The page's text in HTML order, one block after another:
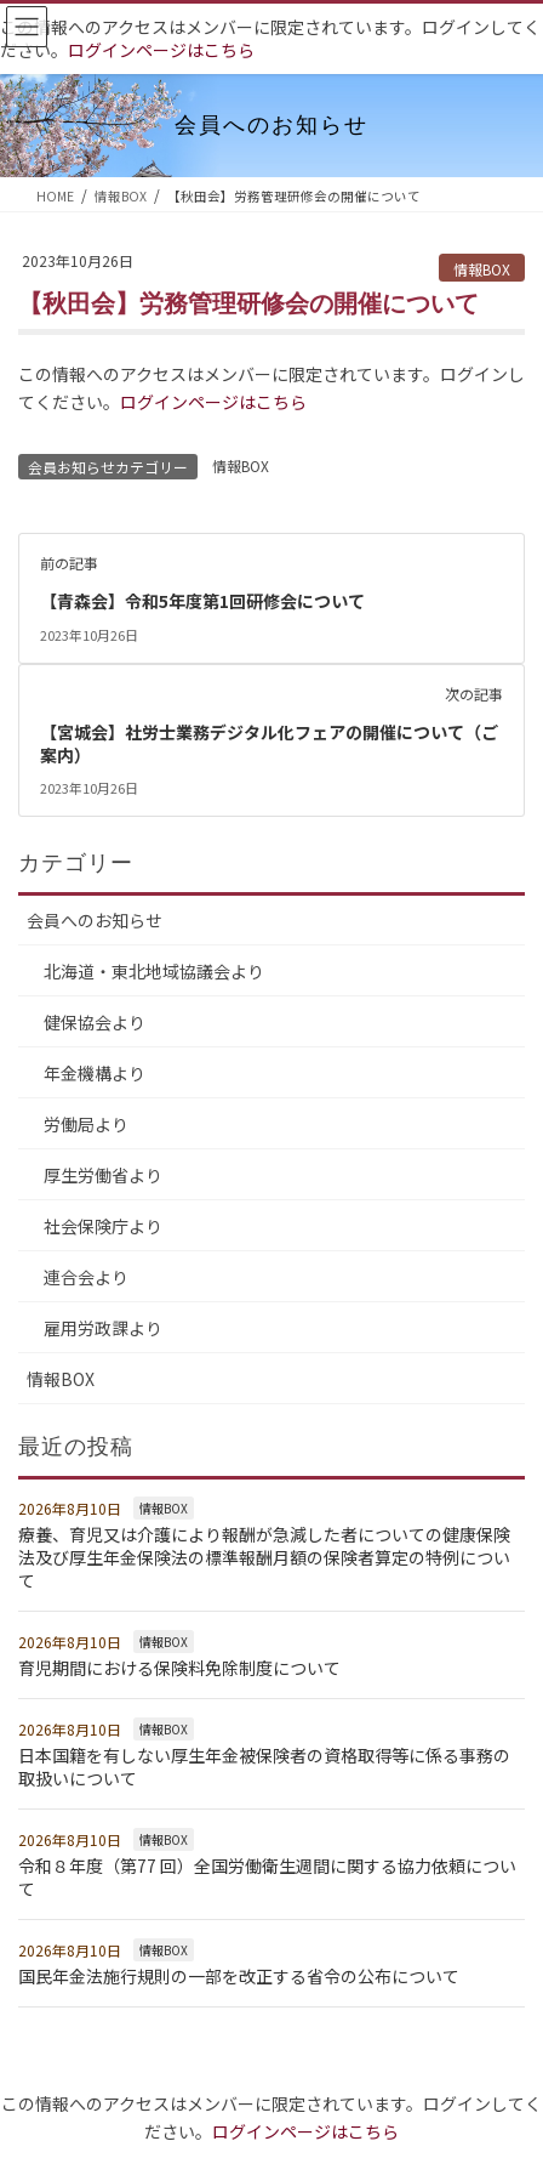
コ
ン
テ
ン
ツ
へ
ス
ナ
ビ
ゲ
ー
シ
ョ
ン
この情報へのアクセスはメンバーに限定されています。ログインしてく
ださい。 ログインページはこちら
会員へのお知らせ
HOME 情報BOX 【秋田会】労務管理研修会の開催について
2023年10月26日 情報BOX
【秋田会】労務管理研修会の開催について
この情報へのアクセスはメンバーに限定されています。ログインし
てください。 ログインページはこちら
会員お知らせカテゴリー 情報BOX
前の記事
【青森会】令和5年度第1回研修会について
2023年10月26日
次の記事
【宮城会】社労士業務デジタル化フェアの開催について（ご
案内）
2023年10月26日
カテゴリー
会員へのお知らせ
北海道・東北地域協議会より
健保協会より
年金機構より
労働局より
厚生労働省より
社会保険庁より
連合会より
雇用労政課より
情報BOX
最近の投稿
2026年8月10日 情報BOX
療養、育児又は介護により報酬が急減した者についての健康保険
法及び厚生年金保険法の標準報酬月額の保険者算定の特例につい
て
2026年8月10日 情報BOX
育児期間における保険料免除制度について
2026年8月10日 情報BOX
日本国籍を有しない厚生年金被保険者の資格取得等に係る事務の
取扱いについて
2026年8月10日 情報BOX
令和８年度（第77 回）全国労働衛生週間に関する協力依頼につい
て
2026年8月10日 情報BOX
国民年金法施行規則の一部を改正する省令の公布について
この情報へのアクセスはメンバーに限定されています。ログインしてく
ださい。 ログインページはこちら